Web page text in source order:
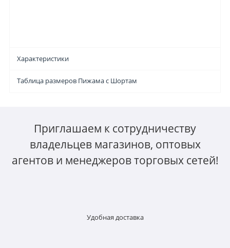
Характеристики
Таблица размеров Пижама с Шортам
Приглашаем к сотрудничеству
владельцев магазинов, оптовых
агентов и менеджеров торговых сетей!
Удобная доставка